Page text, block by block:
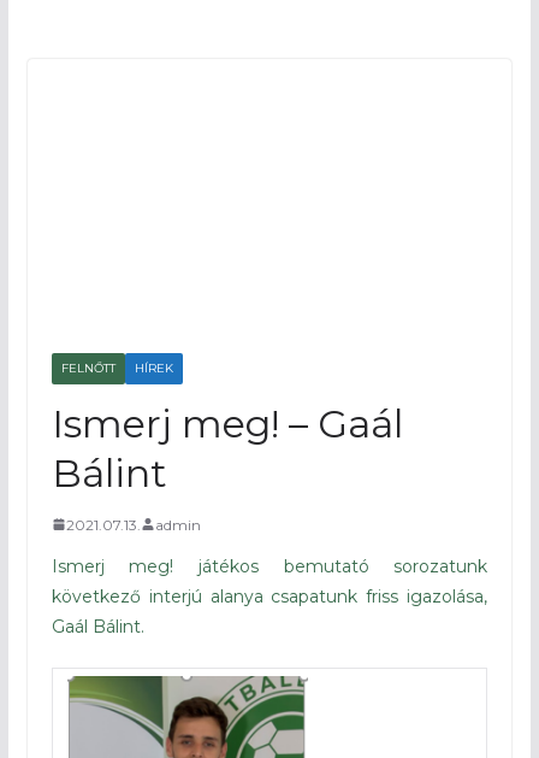
FELNŐTT HÍREK
Ismerj meg! – Gaál
Bálint
2021.07.13. admin
Ismerj meg! játékos bemutató sorozatunk
következő interjú alanya csapatunk friss igazolása,
Gaál Bálint.